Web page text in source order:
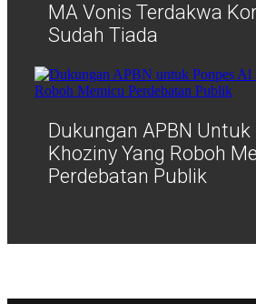
MA Vonis Terdakwa
Sudah Tiada
Dukungan APBN Untuk
Khoziny Yang Roboh
Perdebatan Publik